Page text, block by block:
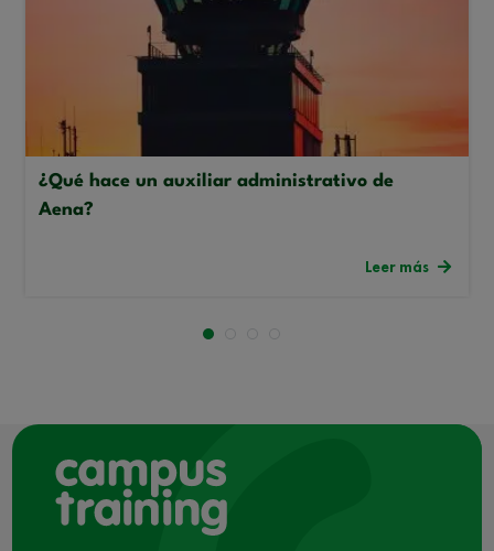
¿Qué hace un auxiliar administrativo de
Aena?
Leer más